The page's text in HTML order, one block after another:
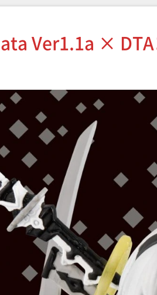
Ver1.1a ×